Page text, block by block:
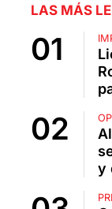
LAS MÁS
y